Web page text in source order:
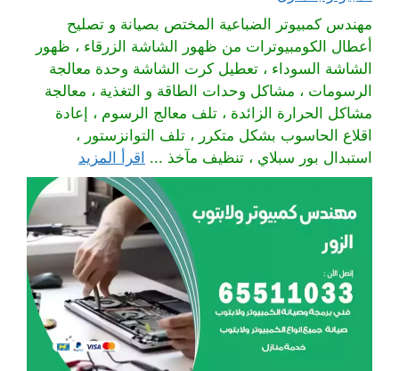
مهندس كمبيوتر الضباعية المختص بصيانة و تصليح
أعطال الكومبيوترات من ظهور الشاشة الزرقاء ، ظهور
الشاشة السوداء ، تعطيل كرت الشاشة وحدة معالجة
الرسومات ، مشاكل وحدات الطاقة و التغذية ، معالجة
مشاكل الحرارة الزائدة ، تلف معالج الرسوم ، إعادة
اقلاع الحاسوب بشكل متكرر ، تلف التوانزستور ،
استبدال بور سبلاي ، تنظيف مآخذ ... اقرأ المزيد